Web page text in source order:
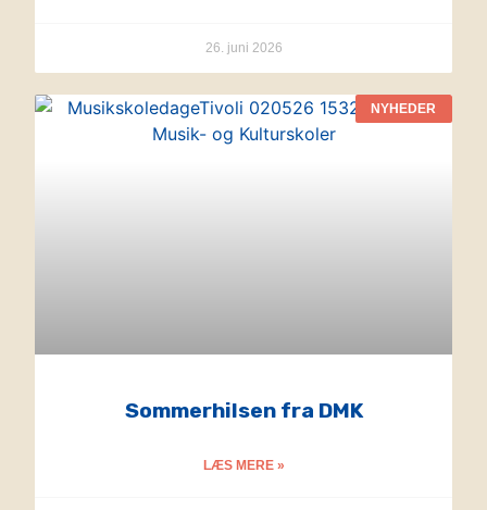
26. juni 2026
NYHEDER
Sommerhilsen fra DMK
LÆS MERE »